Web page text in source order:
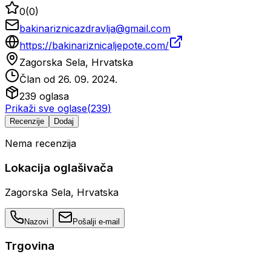
0(0)
bakinariznicazdravlja@gmail.com
https://bakinariznicaljepote.com/
Zagorska Sela, Hrvatska
Član od 26. 09. 2024.
239 oglasa
Prikaži sve oglase(239)
Recenzije Dodaj
Nema recenzija
Lokacija oglašivača
Zagorska Sela, Hrvatska
Nazovi Pošalji e-mail
Trgovina